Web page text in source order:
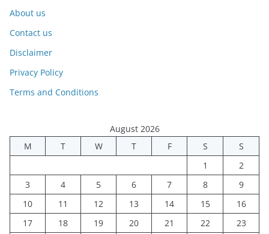
About us
Contact us
Disclaimer
Privacy Policy
Terms and Conditions
August 2026
M
T W T F S
S
1
2
3
4 5 6 7 8
9
10
11 12 13 14 15
16
17
18 19 20 21 22 23